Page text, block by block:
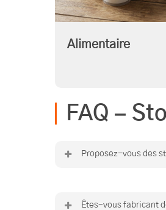
Alimentaire
FAQ –
Proposez-vous des
Êtes-vous fabricant